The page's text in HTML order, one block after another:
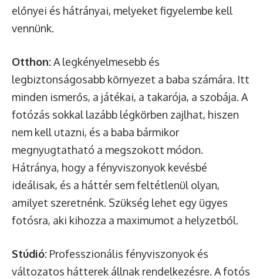
előnyei és hátrányai, melyeket figyelembe kell
vennünk.
Otthon:A legkényelmesebb és
legbiztonságosabb környezet a baba számára. Itt
minden ismerős, a játékai, a takarója, a szobája. A
fotózás sokkal lazább légkörben zajlhat, hiszen
nem kell utazni, és a baba bármikor
megnyugtatható a megszokott módon.
Hátránya, hogy a fényviszonyok kevésbé
ideálisak, és a háttér sem feltétlenül olyan,
amilyet szeretnénk. Szükség lehet egy ügyes
fotósra, aki kihozza a maximumot a helyzetből.
Stúdió: Professzionális fényviszonyok és
változatos hátterek állnak rendelkezésre. A fotós